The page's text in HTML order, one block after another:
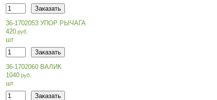
36-1702053 УПОР РЫЧАГА
420
шт
36-1702060 ВАЛИК
1040
шт